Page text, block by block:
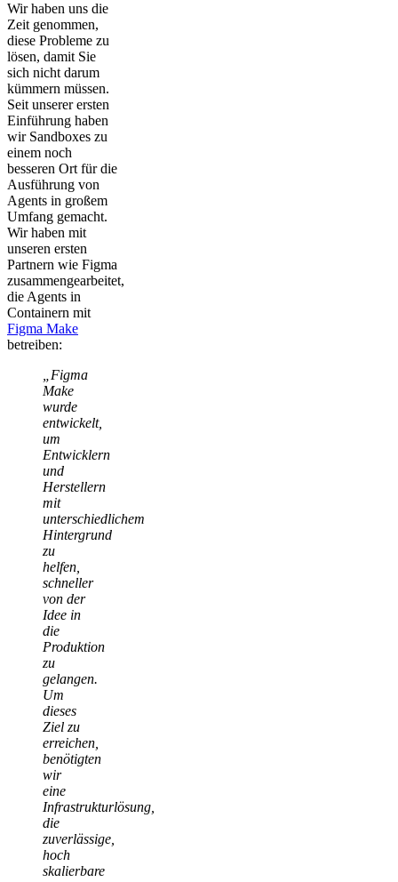
Wir haben uns die
Zeit genommen,
diese Probleme zu
lösen, damit Sie
sich nicht darum
kümmern müssen.
Seit unserer ersten
Einführung haben
wir Sandboxes zu
einem noch
besseren Ort für die
Ausführung von
Agents in großem
Umfang gemacht.
Wir haben mit
unseren ersten
Partnern wie Figma
zusammengearbeitet,
die Agents in
Containern mit
Figma Make
betreiben:
„Figma
Make
wurde
entwickelt,
um
Entwicklern
und
Herstellern
mit
unterschiedlichem
Hintergrund
zu
helfen,
schneller
von der
Idee in
die
Produktion
zu
gelangen.
Um
dieses
Ziel zu
erreichen,
benötigten
wir
eine
Infrastrukturlösung,
die
zuverlässige,
hoch
skalierbare